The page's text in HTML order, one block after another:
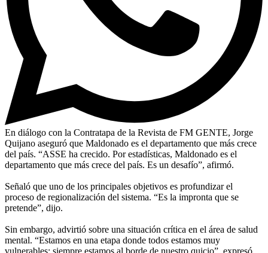
En diálogo con la Contratapa de la Revista de FM GENTE, Jorge
Quijano aseguró que Maldonado es el departamento que más crece
del país. “ASSE ha crecido. Por estadísticas, Maldonado es el
departamento que más crece del país. Es un desafío”, afirmó.
Señaló que uno de los principales objetivos es profundizar el
proceso de regionalización del sistema. “Es la impronta que se
pretende”, dijo.
Sin embargo, advirtió sobre una situación crítica en el área de salud
mental. “Estamos en una etapa donde todos estamos muy
vulnerables; siempre estamos al borde de nuestro quicio”, expresó.